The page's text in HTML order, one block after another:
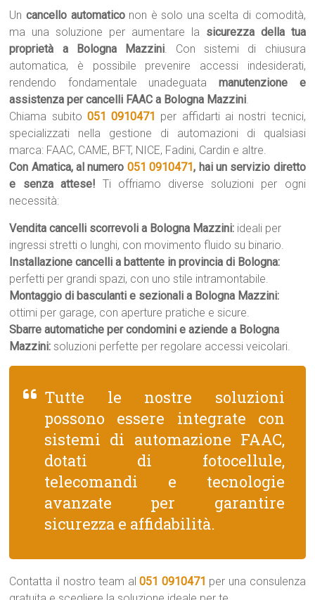
Uncancello automaticonon è solo una scelta di comodità,
ma una soluzione per aumentare la sicurezza della tua
proprietà a Bologna Mazzini. Con sistemi di chiusura
automatica, è possibile prevenire accessi indesiderati,
rendendo fondamentale unadeguatamanutenzione e
assistenza per cancelli FAAC a Bologna Mazzini.
Chiama subito 051 0910471 per affidarti ai nostri tecnici,
specializzati nella gestione di automazioni di qualsiasi
marca: FAAC, CAME, BFT, NICE, Fadini, Cardin e altre.
Con Amatica, al numero 051 0910471, hai un servizio diretto
e senza attese! Ti offriamo diverse soluzioni per ogni
necessità:
Vendita cancelli scorrevoli a Bologna Mazzini: ideali per
ingressi stretti o lunghi, con movimento fluido su binario.
Installazione cancelli a battente in provincia di Bologna:
perfetti per grandi spazi, con uno stile intramontabile.
Montaggio di basculanti e sezionali a Bologna Mazzini:
ottimi per garage, con aperture pratiche e sicure.
Sbarre automatiche per condomini e aziende a Bologna
Mazzini: soluzioni perfette per regolare accessi veicolari.
Tutte le nostre soluzioni
possono essere integrate con
sistemi di automazione FAAC,
dotati di fotocellule,
telecomandi e tecnologie
avanzate per garantire
sicurezza e affidabilità.
Contatta il nostro team al051 0910471 per una consulenza